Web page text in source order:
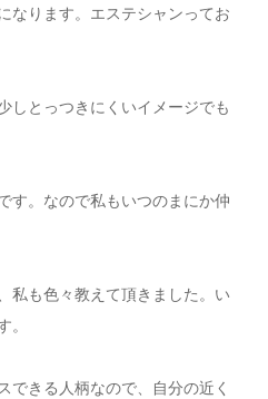
なります。エステシャンってお
しとっつきにくいイメージでも
す。なので私もいつのまにか仲
私も色々教えて頂きました。い
できる人柄なので、自分の近く